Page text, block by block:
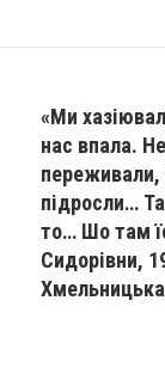
«Ми
нас впала.
переживали,
підросли…
то… Шо там
Сидорівни,